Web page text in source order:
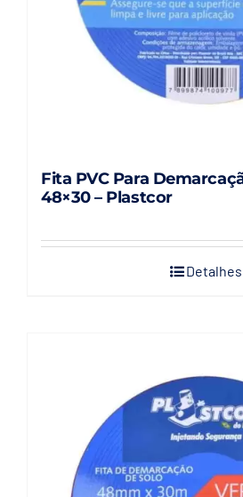
Fita PVC Para
48×30 – Plastcor
Detalhes